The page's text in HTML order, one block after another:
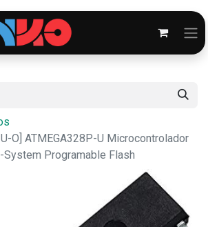
O] ATMEGA328P-U Microcontrolador
System Programable Flash